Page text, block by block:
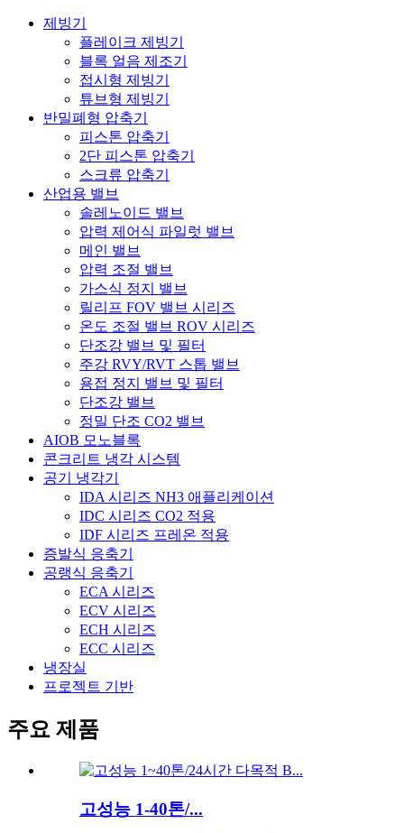
제빙기
플레이크 제빙기
블록 얼음 제조기
접시형 제빙기
튜브형 제빙기
반밀폐형 압축기
피스톤 압축기
2단 피스톤 압축기
스크류 압축기
산업용 밸브
솔레노이드 밸브
압력 제어식 파일럿 밸브
메인 밸브
압력 조절 밸브
가스식 정지 밸브
릴리프 FOV 밸브 시리즈
온도 조절 밸브 ROV 시리즈
단조강 밸브 및 필터
주강 RVY/RVT 스톱 밸브
용접 정지 밸브 및 필터
단조강 밸브
정밀 단조 CO2 밸브
AIOB 모노블록
콘크리트 냉각 시스템
공기 냉각기
IDA 시리즈 NH3 애플리케이션
IDC 시리즈 CO2 적용
IDF 시리즈 프레온 적용
증발식 응축기
공랭식 응축기
ECA 시리즈
ECV 시리즈
ECH 시리즈
ECC 시리즈
냉장실
프로젝트 기반
주요 제품
고성능 1-40톤/...